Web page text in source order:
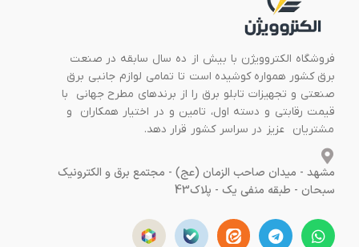
فروشگاه الکتروویژن با بیش از ده سال سابقه در صنعت
برق کشور همواره کوشیده است تا تمامی لوازم جانبی برق
صنعتی و تجهیزات تابلو برق را از برندهای مطرح جهانی با
قیمت رقابتی و دسته اول، تامین و در اختیار همکاران و
مشتریان عزیز در سراسر کشور قرار دهد.
مشهد - میدان صاحب الزمان (عج) - مجتمع برق و الکترونیک
سبحان - طبقه منفی یک - پلاک43